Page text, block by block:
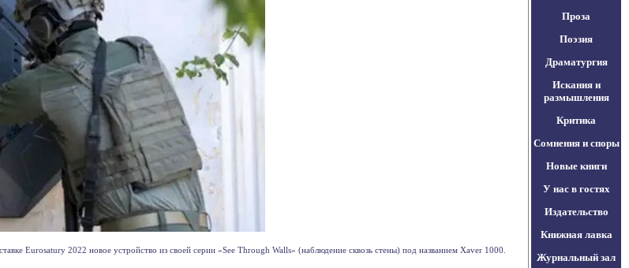
Eurosatury 2022 новое устройство из своей серии «See Through Walls» (наблюдение сквозь стены) под названием Xaver 1000.
Проза
Поэзия
Драматургия
Искания и
размышления
Критика
Сомнения и споры
Новые книги
У нас в гостях
Издательство
Книжная лавка
Журнальный зал